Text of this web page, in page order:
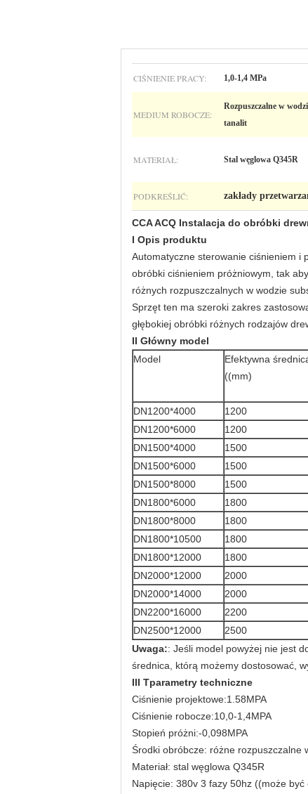
CIŚNIENIE PRACY: 1,0-1,4 MPa
MEDIUM ROBOCZE:
Rozpuszczalne w
tanalit
MATERIAŁ: Stal węglowa Q345R
PODKREŚLIĆ: zakłady
CCA ACQ Instalacja do obróbki
I Opis produktu
Automatyczne sterowanie ciśnieniem i
obróbki ciśnieniem próżniowym, tak
różnych rozpuszczalnych w wodzie
Sprzęt ten ma szeroki zakres
głębokiej obróbki różnych rodzajów
II Główny model
Model
Efektywna
((mm)
DN1200*4000
1200
DN1200*6000
1200
DN1500*4000
1500
DN1500*6000
1500
DN1500*8000
1500
DN1800*6000
1800
DN1800*8000
1800
DN1800*10500
1800
DN1800*12000
1800
DN2000*12000
2000
DN2000*14000
2000
DN2200*16000
2200
DN2500*12000
2500
Uwaga:: Jeśli model powyżej nie jest
średnica, którą możemy dostosować,
III Tparametry techniczne
Ciśnienie projektowe:1.58MPA
Ciśnienie robocze:10,0-1,4MPA
Stopień próżni:-0,098MPA
Środki obróbcze: różne rozpuszczalne
Materiał: stal węglowa Q345R
Napięcie: 380v 3 fazy 50hz ((może